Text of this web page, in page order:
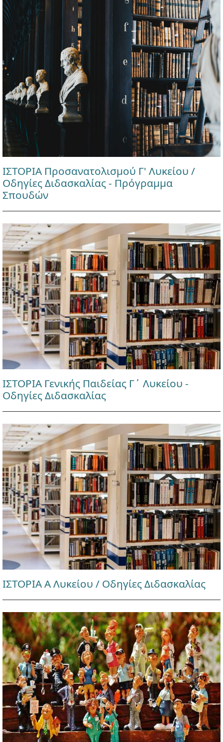
ΙΣΤΟΡΙΑ Προσανατολισμού Γ' Λυκείου /
Οδηγίες Διδασκαλίας - Πρόγραμμα
Σπουδών
ΙΣΤΟΡΙΑ Γενικής Παιδείας Γ΄ Λυκείου -
Οδηγίες Διδασκαλίας
ΙΣΤΟΡΙΑ Α Λυκείου / Οδηγίες Διδασκαλίας